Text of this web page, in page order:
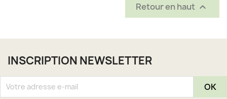
Retour en haut 
INSCRIPTION NEWSLETTER